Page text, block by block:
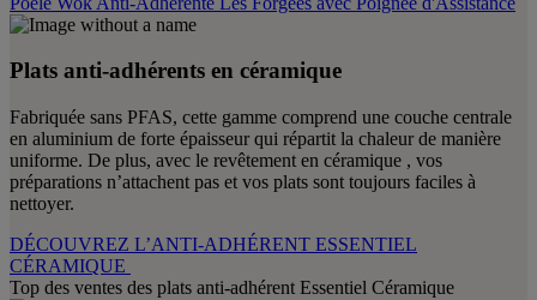
Plats anti-adhérents en céramique
Fabriquée sans PFAS, cette gamme comprend une couche centrale
en aluminium de forte épaisseur qui répartit la chaleur de manière
uniforme. De plus, avec le revêtement en céramique , vos
préparations n’attachent pas et vos plats sont toujours faciles à
nettoyer.
DÉCOUVREZ L’ANTI-ADHÉRENT ESSENTIEL
CÉRAMIQUE
Top des ventes des plats anti-adhérent Essentiel Céramique